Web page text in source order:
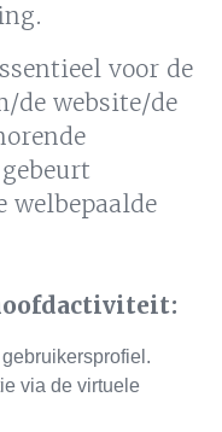
voor de
de website/de
welbepaalde
via de virtuele